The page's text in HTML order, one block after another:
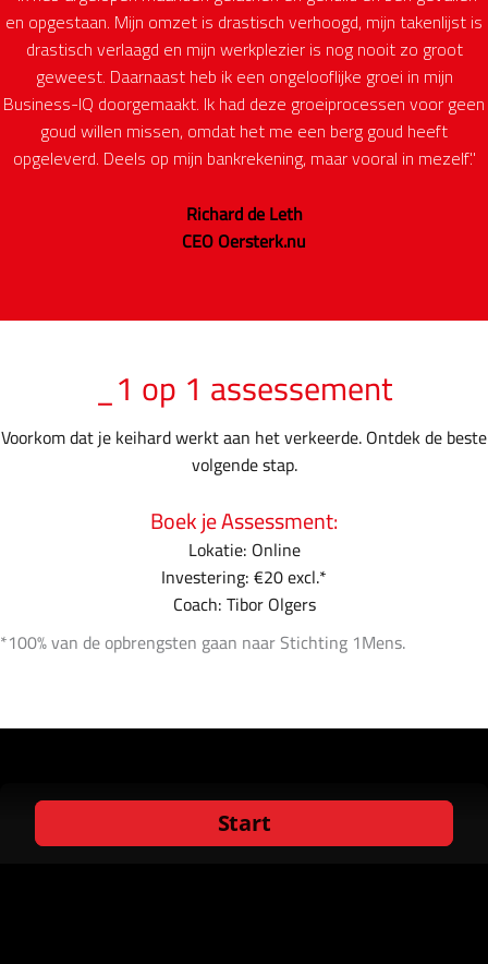
en opgestaan. Mijn omzet is drastisch verhoogd, mijn takenlijst is
drastisch verlaagd en mijn werkplezier is nog nooit zo groot
geweest. Daarnaast heb ik een ongelooflijke groei in mijn
Business-IQ doorgemaakt. Ik had deze groeiprocessen voor geen
goud willen missen, omdat het me een berg goud heeft
opgeleverd. Deels op mijn bankrekening, maar vooral in mezelf."
Richard de Leth
CEO Oersterk.nu
_1 op 1 assessement
Voorkom dat je keihard werkt aan het verkeerde. Ontdek de beste
volgende stap.
Boek je Assessment:
Lokatie: Online
Investering: €20 excl.*
Coach: Tibor Olgers
*100% van de opbrengsten gaan naar Stichting 1Mens.